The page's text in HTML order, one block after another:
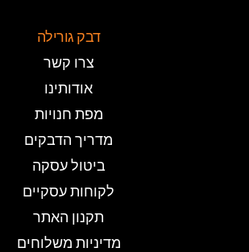
דבק גורילה
צרו קשר
אודותינו
מפת חנויות
מדריך הדבקים
ביטול עסקה
לקוחות עסקיים
תקנון האתר
מדיניות משלוחים